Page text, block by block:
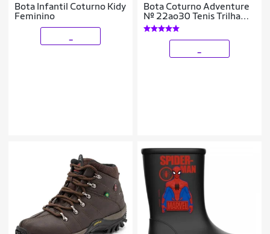
Bota Infantil Coturno Kidy
Feminino
Bota Coturno Adventure
Nº 22ao30 Tenis Trilha
Infantil 09.38